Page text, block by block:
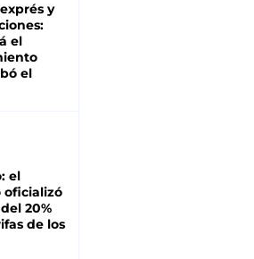
y
el
el
el
oficializó
20%
de los